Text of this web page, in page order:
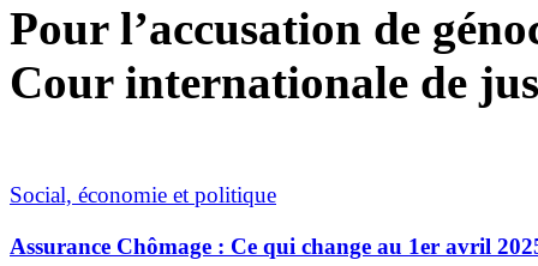
Pour l’accusation de
Cour internationale de
Social, économie et politique
Assurance Chômage : Ce qui change au 1er avril